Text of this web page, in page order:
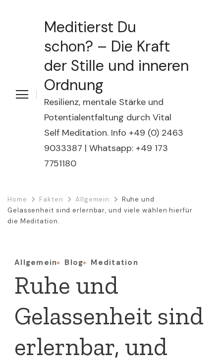
Meditierst Du
schon? – Die Kraft
der Stille und inneren
Ordnung
Resilienz, mentale Stärke und
Potentialentfaltung durch Vital
Self Meditation. Info +49 (0) 2463
9033387 | Whatsapp: +49 173
7751180
Home Fakten Allgemein
Ruhe und
Gelassenheit sind erlernbar, und viele wählen hierfür
die Meditation.
Allgemein Blog Meditation
Ruhe und
Gelassenheit sind
erlernbar, und